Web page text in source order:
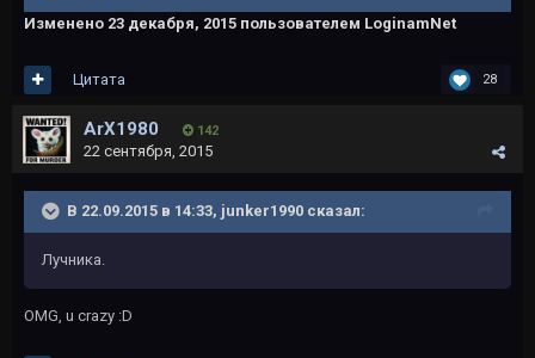
Изменено 23 декабря, 2015 пользователем LoginamNet
28
Цитата
ArX1980 142
22 сентября, 2015
В 22.09.2015 в 14:33, junker1990 сказал:
Лучника.
OMG, u crazy :D